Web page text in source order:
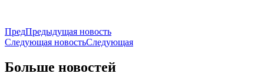
ПредПредыдущая новость
Следующая новостьСледующая
Больше новостей